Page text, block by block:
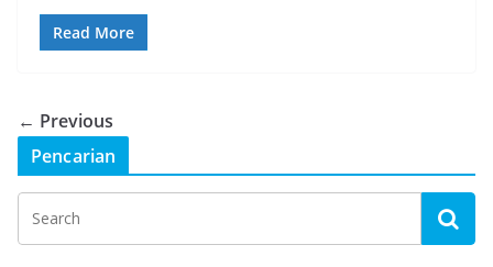
Read More
← Previous
Pencarian